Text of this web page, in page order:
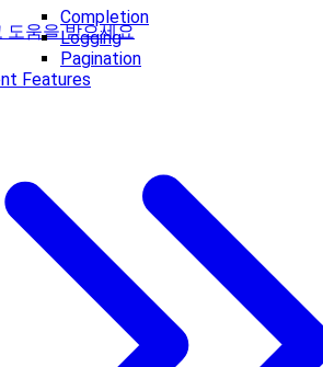
Completion
Logging
Pagination
Features
도움을 받으세요